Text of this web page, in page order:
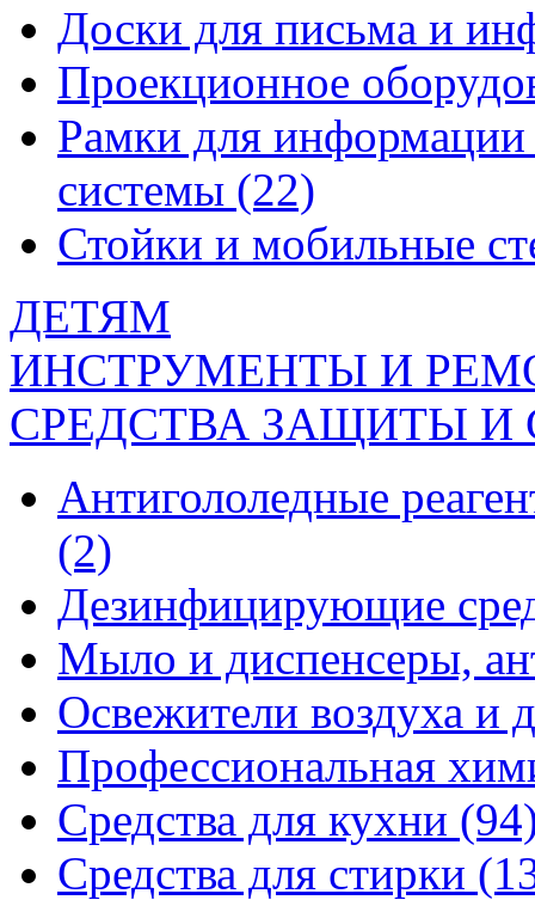
Доски для письма и
Проекционное
Рамки для
системы (22)
Стойки и мобильные
ДЕТЯМ
ИНСТРУМЕНТЫ И
СРЕДСТВА ЗАЩИТЫ
Антигололедные
(2)
Дезинфицирующие
Мыло и диспенсеры,
Освежители воздуха и
Профессиональная
Средства для кухни
Средства для стирки